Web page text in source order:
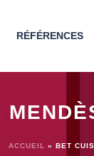
RÉFÉRENCES
ACCUEIL » BET